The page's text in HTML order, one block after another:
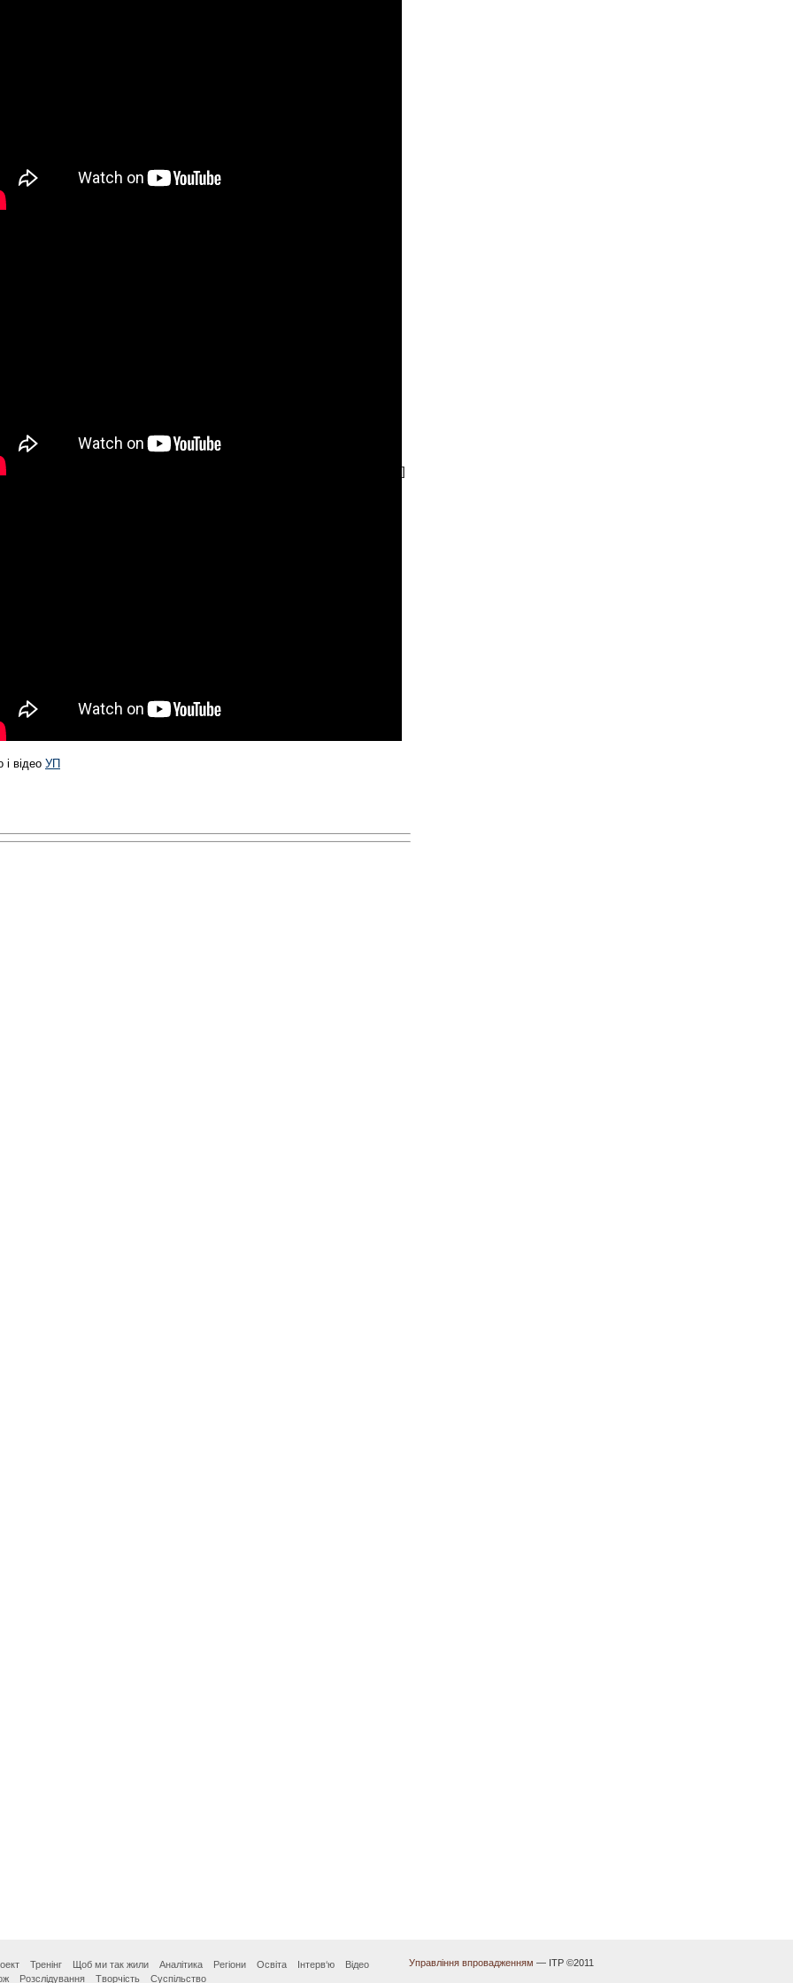
]
і відео УП
Тренінг Щоб ми так жили Аналітика Регіони Освіта Інтерв‘ю
Відео
Розслідування Творчість Суспільство
Управління впровадженням — ІТР ©2011